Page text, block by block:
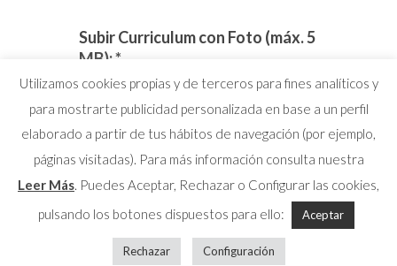
Subir Curriculum con Foto (máx. 5
MB): *
© 2026 MAFESA PANAMÁ |
Utilizamos cookies propias y de terceros para fines analíticos y
para mostrarte publicidad personalizada en base a un perfil
elaborado a partir de tus hábitos de navegación (por ejemplo,
páginas visitadas). Para más información consulta nuestra
Leer Más. Puedes Aceptar, Rechazar o Configurar las cookies,
pulsando los botones dispuestos para ello:
Aceptar
Rechazar Configuración